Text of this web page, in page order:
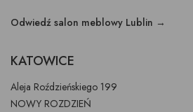
Odwiedź salon meblowy Lublin →
KATOWICE
Aleja Roździeńskiego 199
NOWY ROZDZIEŃ